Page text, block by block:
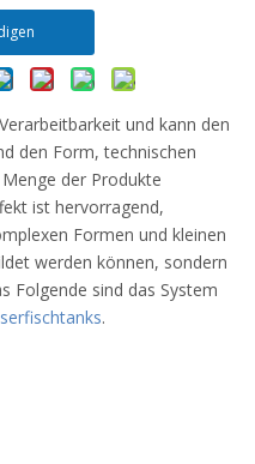
und kann den
den Form, technischen
der Produkte
ist hervorragend,
Formen und kleinen
werden können, sondern
Folgende sind das System
.